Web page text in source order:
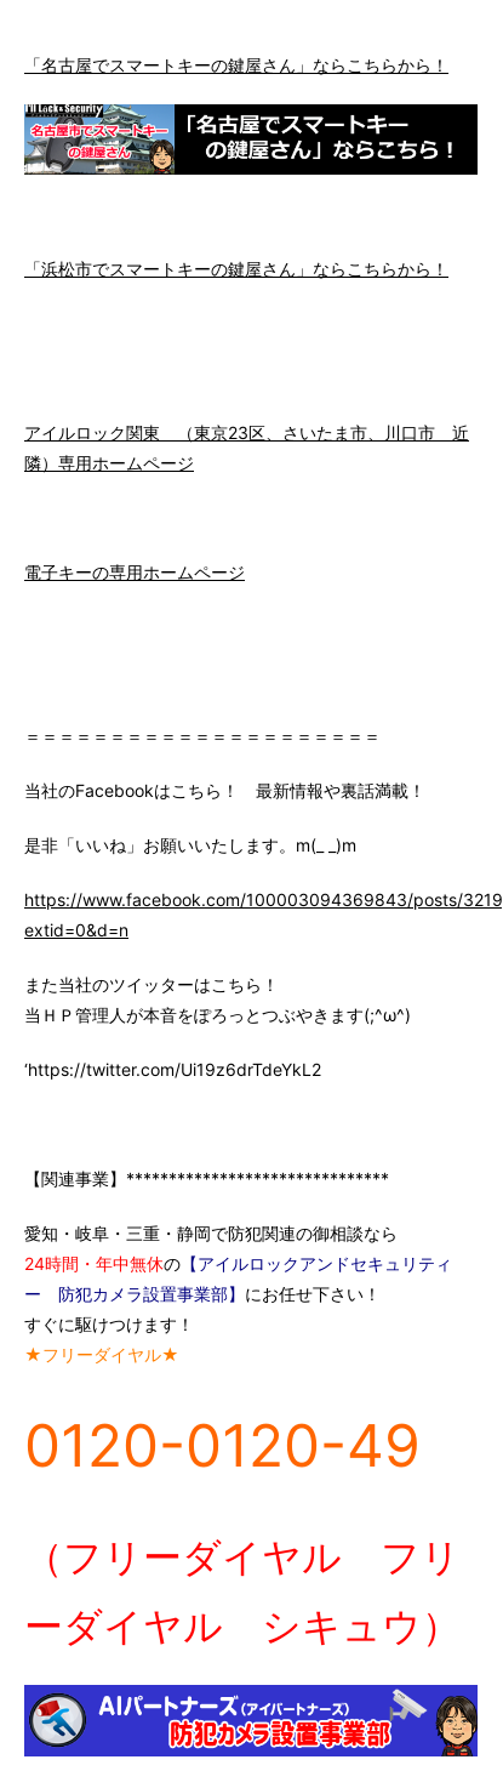
「名古屋でスマートキーの鍵屋さん」ならこちらから！
「浜松市でスマートキーの鍵屋さん」ならこちらから！
アイルロック関東 （東京23区、さいたま市、川口市 近
隣）専用ホームページ
電子キーの専用ホームページ
＝＝＝＝＝＝＝＝＝＝＝＝＝＝＝＝＝＝＝＝＝
当社のFacebookはこちら！ 最新情報や裏話満載！
是非「いいね」お願いいたします。m(_ _)m
https://www.facebook.com/100003094369843/posts/
extid=0&d=n
また当社のツイッターはこちら！
当ＨＰ管理人が本音をぽろっとつぶやきます(;^ω^)
‘https://twitter.com/Ui19z6drTdeYkL2
【関連事業】*******************************
愛知・岐阜・三重・静岡で防犯関連の御相談なら
24時間・年中無休の 【アイルロックアンドセキュリティ
ー 防犯カメラ設置事業部】 にお任せ下さい！
すぐに駆けつけます！
★フリーダイヤル★
0120-0120-49
（フリーダイヤル フリ
ーダイヤル シキュウ）